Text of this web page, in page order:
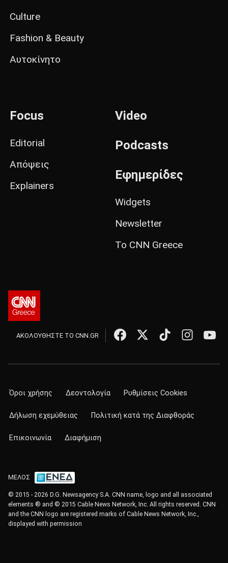
Culture
Fashion & Beauty
Αυτοκίνητο
Focus
Editorial
Απόψεις
Explainers
Video
Podcasts
Εφημερίδες
Widgets
Newsletter
Το CNN Greece
ΑΚΟΛΟΥΘΗΣΤΕ ΤΟ CNN.GR
Όροι χρήσης Δεοντολογία Ρυθμίσεις Cookies
Δήλωση εχεμύθειας Πολιτική κατά της Διαφθοράς
Επικοινωνία Διαφήμιση
ΜΕΛΟΣ
© 2015 - 2026 D.G. Newsagency S.A. CNN name, logo and all associated
elements ® and © 2015 Cable News Network, Inc. All rights reserved. CNN
and the CNN logo are registered marks of Cable News Network, Inc.,
displayed with permission